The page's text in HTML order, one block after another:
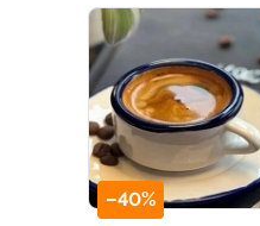
–40%